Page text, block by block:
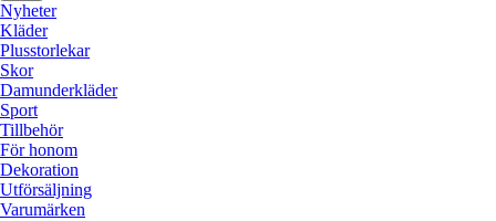
Nyheter
Kläder
Plusstorlekar
Skor
Damunderkläder
Sport
Tillbehör
För honom
Dekoration
Utförsäljning
Varumärken